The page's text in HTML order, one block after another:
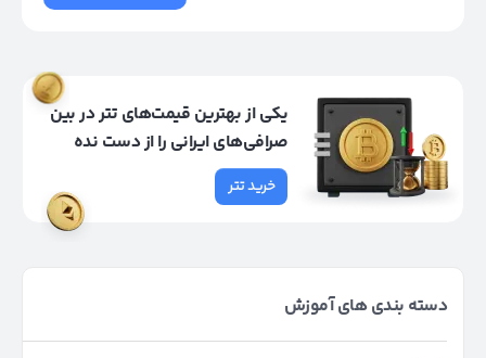
یکی از بهترین قیمت‌های تتر در بین
صرافی‌های ایرانی را از دست نده
خرید تتر
دسته بندی های آموزش